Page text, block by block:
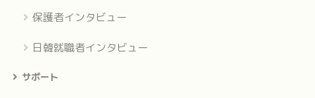
保護者インタビュー
日韓就職者インタビュー
サポート